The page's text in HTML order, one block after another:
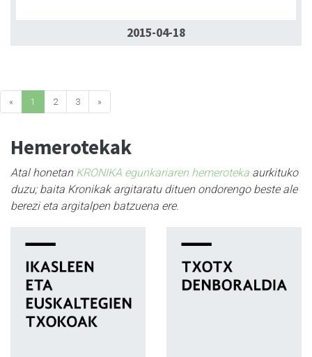
2015-04-18
« 1 2 3 »
Hemerotekak
Atal honetan KRONIKA egunkariaren hemeroteka aurkituko
duzu; baita Kronikak argitaratu dituen ondorengo beste ale
berezi eta argitalpen batzuena ere.